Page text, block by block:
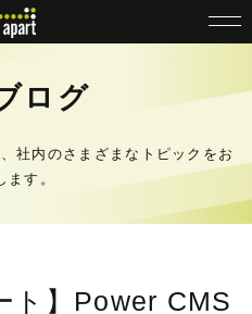
ログ
社内のさまざまなトピックをお
ます。
ト】Power CMS